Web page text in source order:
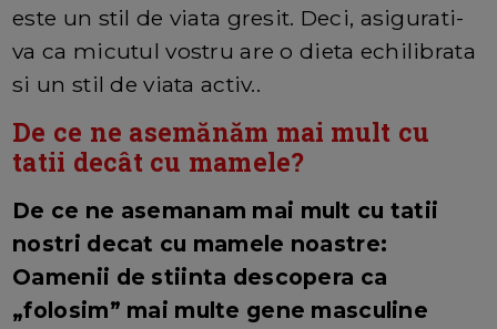
este un stil de viata gresit. Deci, asigurati-
va ca micutul vostru are o dieta echilibrata
si un stil de viata activ..
De ce ne asemănăm mai mult cu
tatii decât cu mamele?
De ce ne asemanam mai mult cu tatii
nostri decat cu mamele noastre:
Oamenii de stiinta descopera ca
„folosim” mai multe gene masculine